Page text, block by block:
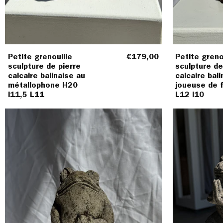
Petite grenouille
sculpture de pierre
calcaire balinaise au
métallophone H20
l11,5 L11
€179,00
Petite
sculpture
calcaire
joueuse de
L12 l10
Petite
grenouille
sculpture
de
pierre
calcaire
balinaise
main
sur
le
torse
H18